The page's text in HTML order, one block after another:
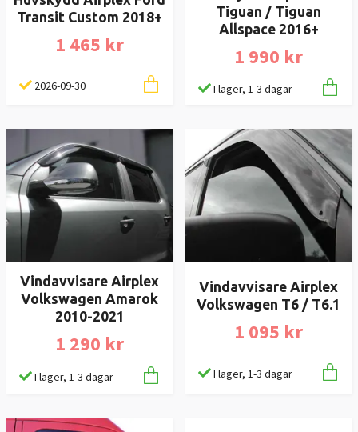
Transit Custom 2018+
1 465 kr
2026-09-30
Tiguan / Tiguan
Allspace 2016+
1 990 kr
I lager, 1-3 dagar
Vindavvisare Airplex
Volkswagen Amarok
2010-2021
1 290 kr
I lager, 1-3 dagar
Vindavvisare Airplex
Volkswagen T6 / T6.1
1 095 kr
I lager, 1-3 dagar